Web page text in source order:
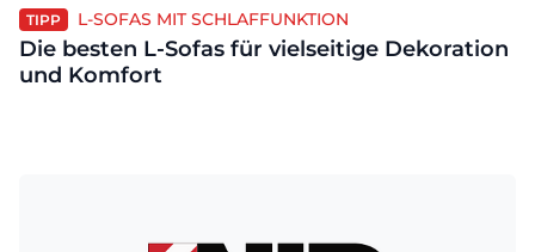
TIPP L-SOFAS MIT SCHLAFFUNKTION
Die besten L-Sofas für vielseitige Dekoration
und Komfort